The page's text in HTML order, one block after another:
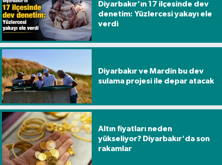
Diyarbakır'ın 17 ilçesinde dev
denetim: Yüzlercesi yakayı ele
verdi
Diyarbakır ve Mardin bu dev
sulama projesi ile depar atacak
Altın fiyatları neden
yükseliyor? Diyarbakır'da son
rakamlar